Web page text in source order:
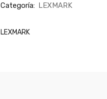
Categoría: LEXMARK
LEXMARK